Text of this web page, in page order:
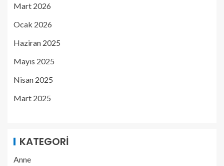
Mart 2026
Ocak 2026
Haziran 2025
Mayıs 2025
Nisan 2025
Mart 2025
KATEGORI
Anne